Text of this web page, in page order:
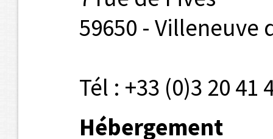
59650 - Villeneuve
Tél : +33 (0)3 20 41
Hébergement